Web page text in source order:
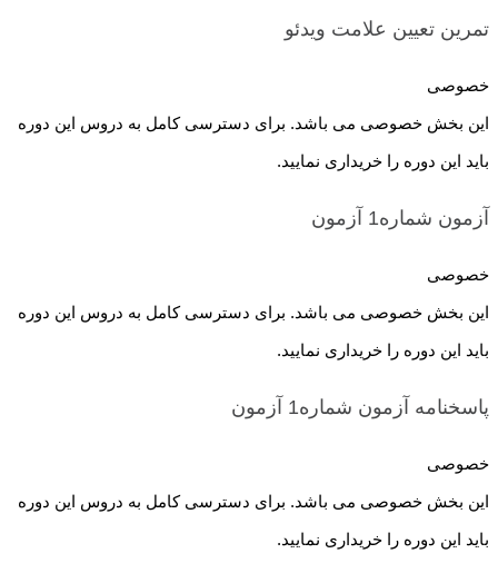
تمرین تعیین علامت ویدئو
خصوصی
این بخش خصوصی می باشد. برای دسترسی کامل به دروس این دوره
باید این دوره را خریداری نمایید.
آزمون شماره1 آزمون
خصوصی
این بخش خصوصی می باشد. برای دسترسی کامل به دروس این دوره
باید این دوره را خریداری نمایید.
پاسخنامه آزمون شماره1 آزمون
خصوصی
این بخش خصوصی می باشد. برای دسترسی کامل به دروس این دوره
باید این دوره را خریداری نمایید.